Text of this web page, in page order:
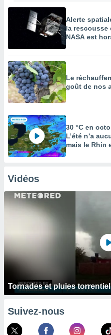
Alerte
la rescousse
NASA est
Le
goût de nos
30 °C en
L’été n’a
mais le Rhin
Vidéos
Tornades et pluies
Suivez-nous